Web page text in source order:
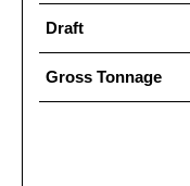
Draft
Gross Tonnage